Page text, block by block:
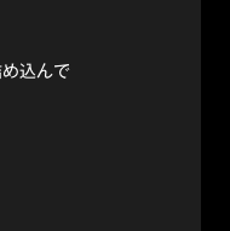
込んで